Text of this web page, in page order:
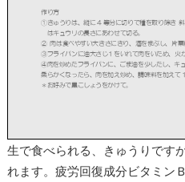
生で食べられる、きゅうりです
れます。疲労回復成分ビタミン